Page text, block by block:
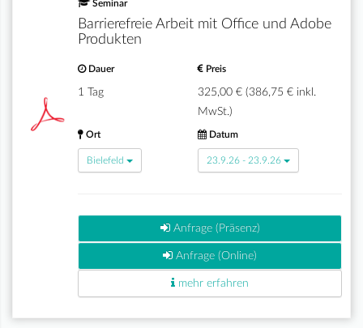
Seminar
Barrierefreie Arbeit mit Office und Adobe
Produkten
Dauer
1 Tag
Preis
325,00 € (386,75 € inkl.
MwSt.)
Ort
Bielefeld
Datum
23.9.26 - 23.9.26
Anfrage (Präsenz)
Anfrage (Online)
mehr erfahren